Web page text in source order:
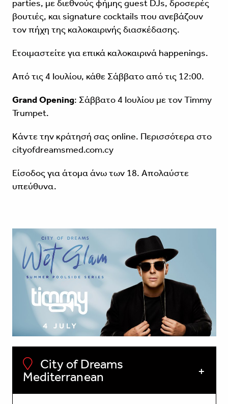
parties, με διεθνούς φήμης guest DJs, δροσερές
βουτιές, και signature cocktails που ανεβάζουν
τον πήχη της καλοκαιρινής διασκέδασης.
Ετοιμαστείτε για επικά καλοκαιρινά happenings.
Από τις 4 Ιουλίου, κάθε Σάββατο από τις 12:00.
Grand Opening: Σάββατο 4 Ιουλίου με τον Timmy
Trumpet.
Κάντε την κράτησή σας online. Περισσότερα στο
cityofdreamsmed.com.cy
Είσοδος για άτομα άνω των 18. Απολαύστε
υπεύθυνα.
City of Dreams
Mediterranean